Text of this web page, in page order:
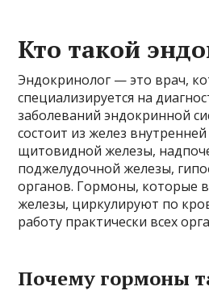
Кто такой
Эндокринолог — это врач,
специализируется на
заболеваний эндокринной
состоит из желез
щитовидной железы,
поджелудочной железы,
органов. Гормоны, которые
железы, циркулируют по
работу практически всех
Почему гормоны